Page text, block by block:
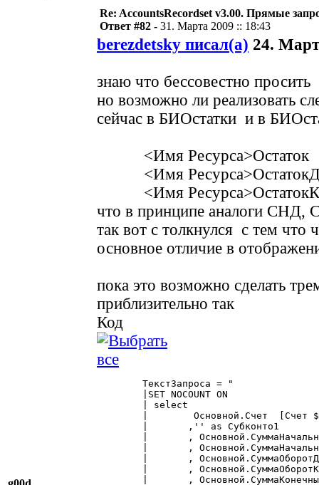
Re: AccountsRecordset v3.00. Прямые
Ответ #82 - 31. Марта 2009 :: 18:43
berezdetsky писал(а) 24.
знаю что бессовестно просить
но возможно ли реализовать
сейчас в БИОстатки и в
<Имя Ресурса>Остаток
<Имя
<Имя
что в принципе аналоги СНД,
так вот с толкнулся с тем
основное отличие в
пока это возможно сделать
приблизительно так
Код